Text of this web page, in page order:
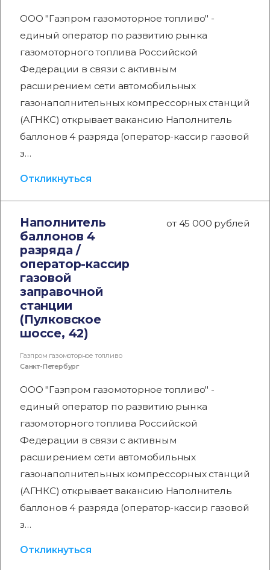
ООО "Газпром газомоторное топливо" -
единый оператор по развитию рынка
газомоторного топлива Российской
Федерации в связи с активным
расширением сети автомобильных
газонаполнительных компрессорных станций
(АГНКС) открывает вакансию Наполнитель
баллонов 4 разряда (оператор-кассир газовой
з…
Откликнуться
Наполнитель
баллонов 4
разряда /
оператор-кассир
газовой
заправочной
станции
(Пулковское
шоссе, 42)
от 45 000 рублей
Газпром газомоторное топливо
Санкт-Петербург
ООО "Газпром газомоторное топливо" -
единый оператор по развитию рынка
газомоторного топлива Российской
Федерации в связи с активным
расширением сети автомобильных
газонаполнительных компрессорных станций
(АГНКС) открывает вакансию Наполнитель
баллонов 4 разряда (оператор-кассир газовой
з…
Откликнуться